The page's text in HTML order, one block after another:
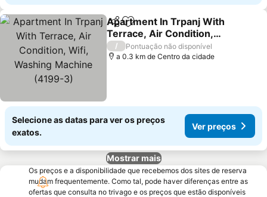
PartilharAdicionar aos favoritos
Apartment In Trpanj With
Terrace, Air Condition,
Wifi, Washing Machine
(4199-3)
/
Pontuação não disponível
a 0.3 km de Centro da cidade
Selecione as datas para ver os preços
exatos.
Ver preços
Mostrar mais
Os preços e a disponibilidade que recebemos dos sites de reserva
mudam frequentemente. Como tal, pode haver diferenças entre as
ofertas que consulta no trivago e os preços que estão disponíveis